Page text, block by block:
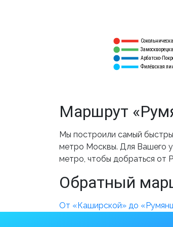
Арбатско-
Филёвская
Маршрут
Мы построили самый
метро Москвы. Для Вашего
метро, чтобы добраться от
Обратный
От «Каширской» до